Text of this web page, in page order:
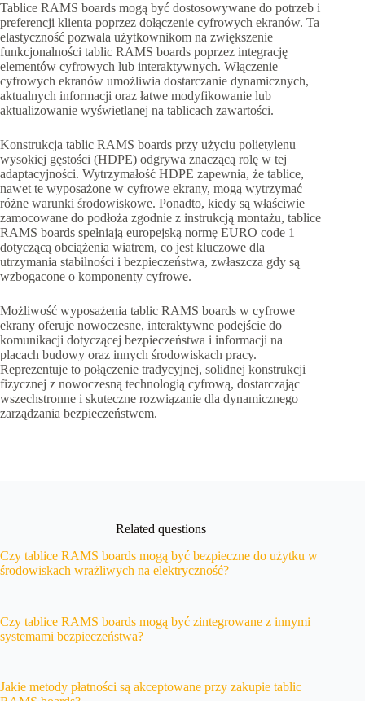
Tablice RAMS boards mogą być dostosowywane do potrzeb i
preferencji klienta poprzez dołączenie cyfrowych ekranów. Ta
elastyczność pozwala użytkownikom na zwiększenie
funkcjonalności tablic RAMS boards poprzez integrację
elementów cyfrowych lub interaktywnych. Włączenie
cyfrowych ekranów umożliwia dostarczanie dynamicznych,
aktualnych informacji oraz łatwe modyfikowanie lub
aktualizowanie wyświetlanej na tablicach zawartości.
Konstrukcja tablic RAMS boards przy użyciu polietylenu
wysokiej gęstości (HDPE) odgrywa znaczącą rolę w tej
adaptacyjności. Wytrzymałość HDPE zapewnia, że tablice,
nawet te wyposażone w cyfrowe ekrany, mogą wytrzymać
różne warunki środowiskowe. Ponadto, kiedy są właściwie
zamocowane do podłoża zgodnie z instrukcją montażu, tablice
RAMS boards spełniają europejską normę EURO code 1
dotyczącą obciążenia wiatrem, co jest kluczowe dla
utrzymania stabilności i bezpieczeństwa, zwłaszcza gdy są
wzbogacone o komponenty cyfrowe.
Możliwość wyposażenia tablic RAMS boards w cyfrowe
ekrany oferuje nowoczesne, interaktywne podejście do
komunikacji dotyczącej bezpieczeństwa i informacji na
placach budowy oraz innych środowiskach pracy.
Reprezentuje to połączenie tradycyjnej, solidnej konstrukcji
fizycznej z nowoczesną technologią cyfrową, dostarczając
wszechstronne i skuteczne rozwiązanie dla dynamicznego
zarządzania bezpieczeństwem.
Related questions
Czy tablice RAMS boards mogą być bezpieczne do użytku w
środowiskach wrażliwych na elektryczność?
Czy tablice RAMS boards mogą być zintegrowane z innymi
systemami bezpieczeństwa?
Jakie metody płatności są akceptowane przy zakupie tablic